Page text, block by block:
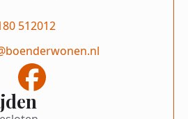
512012